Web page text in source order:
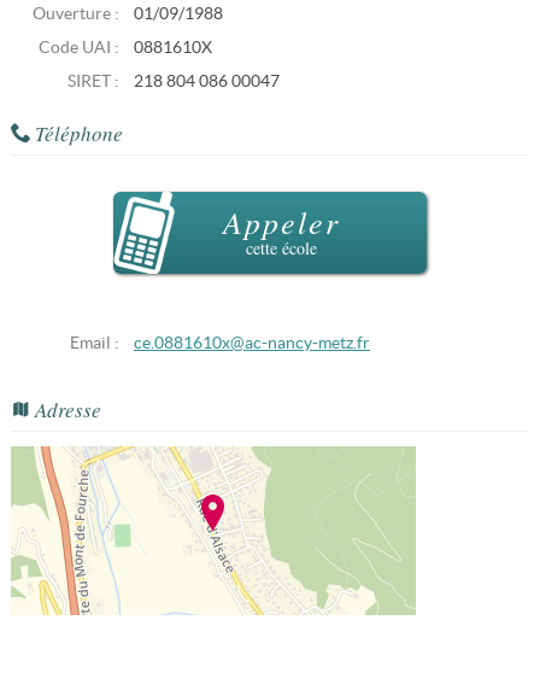
Ouverture :
01/09/1988
Code UAI :
0881610X
SIRET :
218 804 086 00047
Téléphone
Appeler
cette école
Email : ce.0881610x@ac-nancy-metz.fr
Adresse